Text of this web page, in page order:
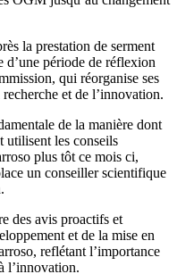
la prestation de serment
période de réflexion
qui réorganise ses
et de l’innovation.
de la manière dont
utilisent les conseils
plus tôt ce mois ci,
un conseiller scientifique
des avis proactifs et
et de la mise en
reflétant l’importance
l’innovation.